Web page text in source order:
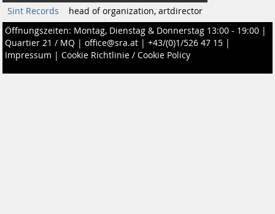
Sint Records
head of organization, artdirector
Öffnungszeiten: Montag, Dienstag & Donnerstag 13:00 - 19:00 |
Quartier 21 / MQ | office@sra.at | +43/(0)1/526 47 15 |
Impressum | Cookie Richtlinie / Cookie Policy